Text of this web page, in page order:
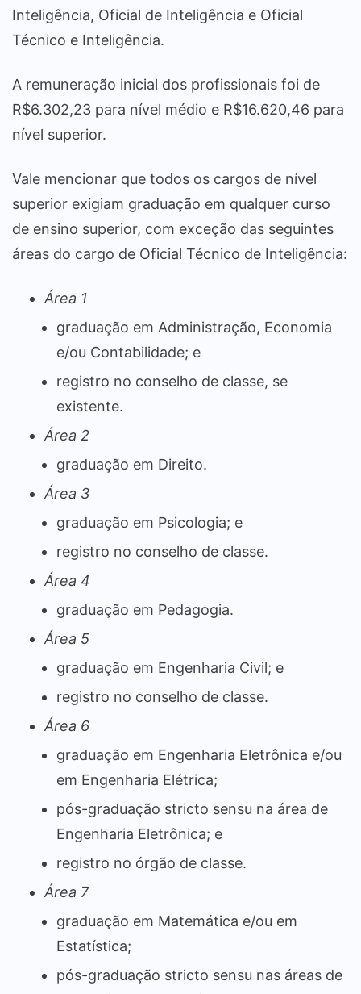
Inteligência, Oficial de Inteligência e Oficial
Técnico e Inteligência.
A remuneração inicial dos profissionais foi de
R$6.302,23 para nível médio e R$16.620,46 para
nível superior.
Vale mencionar que todos os cargos de nível
superior exigiam graduação em qualquer curso
de ensino superior, com exceção das seguintes
áreas do cargo de Oficial Técnico de Inteligência:
Área 1
graduação em Administração, Economia
e/ou Contabilidade; e
registro no conselho de classe, se
existente.
Área 2
graduação em Direito.
Área 3
graduação em Psicologia; e
registro no conselho de classe.
Área 4
graduação em Pedagogia.
Área 5
graduação em Engenharia Civil; e
registro no conselho de classe.
Área 6
graduação em Engenharia Eletrônica e/ou
em Engenharia Elétrica;
pós-graduação stricto sensu na área de
Engenharia Eletrônica; e
registro no órgão de classe.
Área 7
graduação em Matemática e/ou em
Estatística;
pós-graduação stricto sensu nas áreas de